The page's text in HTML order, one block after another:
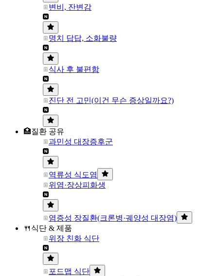
변비, 잔변감
명치 답답, 소화불량
식사 후 불편함
진단 전 고민(이건 무슨 증상일까요?)
🏥질환 공유
과민성 대장증후군
역류성 식도염
위염·장상피화생
염증성 장질환(크론병·궤양성 대장염)
🍴식단 & 제품
위장 친화 식단
포드맵 식단